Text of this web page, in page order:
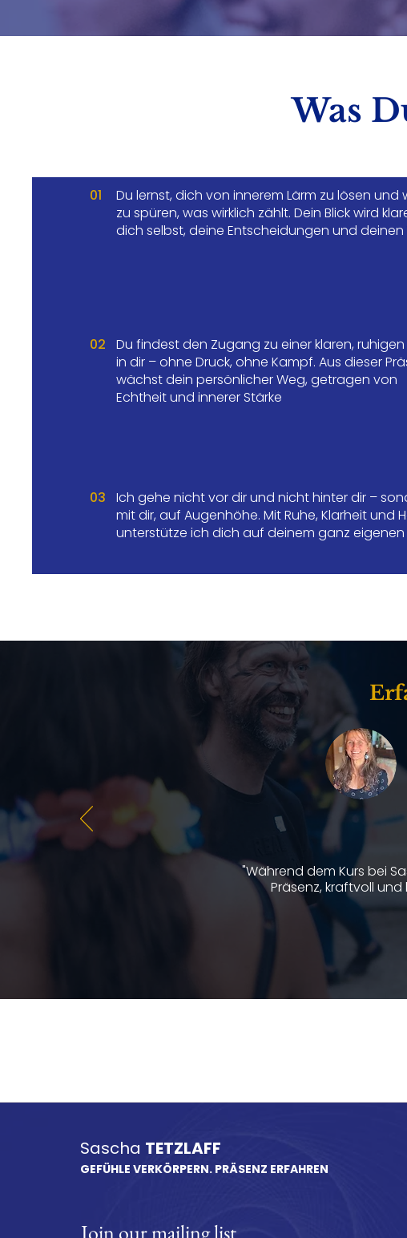
Was
01
Du lernst, dich von innerem Lärm zu lösen und
zu spüren, was wirklich zählt. Dein Blick wird
dich selbst, deine Entscheidungen und deinen
02
Du findest den Zugang zu einer klaren,
in dir – ohne Druck, ohne Kampf. Aus dieser
wächst dein persönlicher Weg, getragen von
Echtheit und innerer Stärke
03
Ich gehe nicht vor dir und nicht hinter dir –
mit dir, auf Augenhöhe. Mit Ruhe, Klarheit und
unterstütze ich dich auf deinem ganz eigenen
"Während dem Kurs bei
Präsenz, kraftvoll
Sascha TETZLAFF
GEFÜHLE VERKÖRPERN. PRÄSENZ ERFAHREN
Join our mailing list